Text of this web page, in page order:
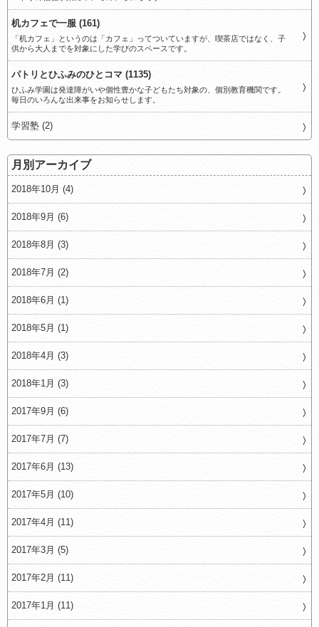
机カフェで一服 (161)
「机カフェ」というのは「カフェ」ってついていますが、喫茶店ではなく、子
供から大人までを対象にした学びのスペースです。
パトリとひふみのひとコマ (1135)
ひふみ学園は発達障がいや個性豊かな子どもたち対象の、個別教育機関です。
毎日のいろんな出来事をお知らせします。
学習塾 (2)
月別アーカイブ
2018年10月 (4)
2018年9月 (6)
2018年8月 (3)
2018年7月 (2)
2018年6月 (1)
2018年5月 (1)
2018年4月 (3)
2018年1月 (3)
2017年9月 (6)
2017年7月 (7)
2017年6月 (13)
2017年5月 (10)
2017年4月 (11)
2017年3月 (5)
2017年2月 (11)
2017年1月 (11)